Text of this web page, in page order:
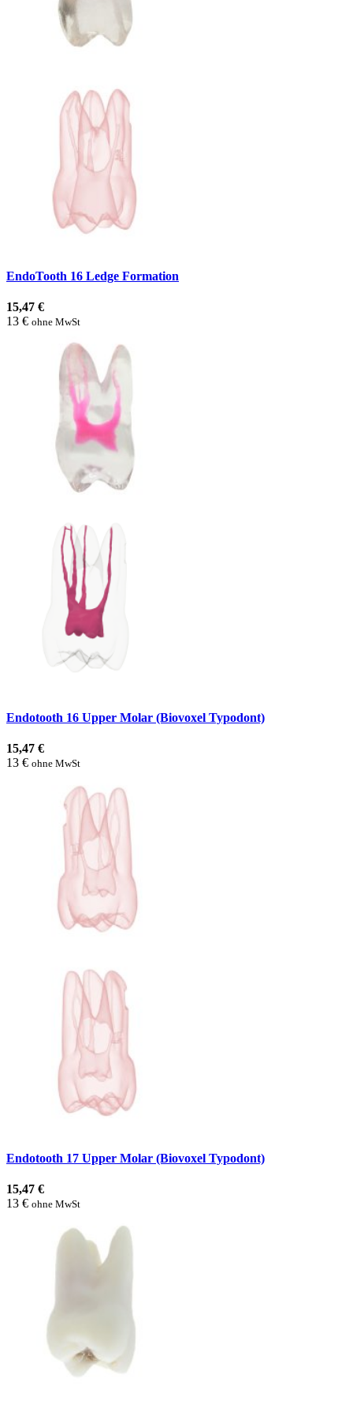
EndoTooth 16 Ledge Formation
15,47 €
13 € ohne MwSt
Endotooth 16 Upper Molar (Biovoxel Typodont)
15,47 €
13 € ohne MwSt
Endotooth 17 Upper Molar (Biovoxel Typodont)
15,47 €
13 € ohne MwSt